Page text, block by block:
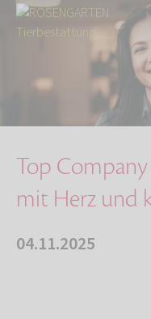
Über uns
Auszeichnung für Top
Top
mit Herz und
04.11.2025